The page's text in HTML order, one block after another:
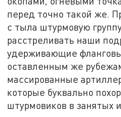
перед точно такой же.
с тыла штурмовую
расстреливать наши
удерживающие
оставленным же
массированные
которые буквально
штурмовиков в занятых